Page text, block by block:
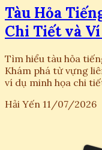
Tàu Hỏa
Chi Tiết và
Tìm hiểu tàu hỏa
Khám phá từ vựng
ví dụ minh họa chi
Hải Yến 11/07/2026